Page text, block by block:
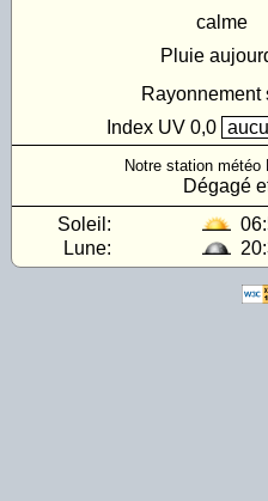
calme
Pluie
Rayonnement
Index UV 0,0
Notre station
Dégagé
Soleil:
Lune: